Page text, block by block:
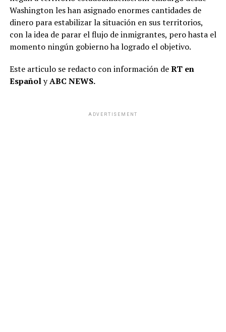
Washington les han asignado enormes cantidades de
dinero para estabilizar la situación en sus territorios,
con la idea de parar el flujo de inmigrantes, pero hasta el
momento ningún gobierno ha logrado el objetivo.
Este articulo se redacto con información deRT en
EspañolyABC NEWS.
ADVERTISEMENT